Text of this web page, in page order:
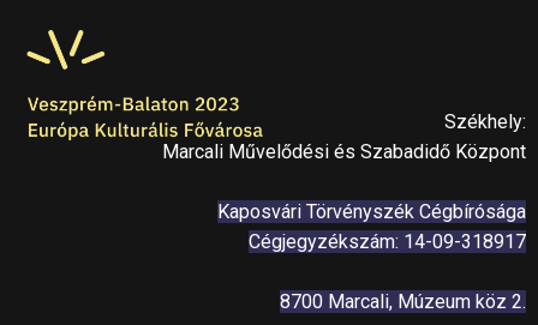
Székhely:
Marcali Művelődési és Szabadidő Központ
Kaposvári Törvényszék Cégbírósága
Cégjegyzékszám: 14-09-318917
8700 Marcali, Múzeum köz 2.